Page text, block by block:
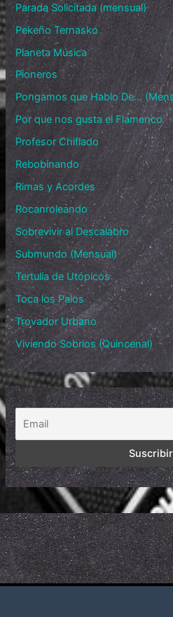
Parada Solicitada (mensual)
Pekeño Ternasko
Planeta Música
Pioneros
Pongamos que Hablo De…
Por que nos gusta el Flamenco
Profesor Chiflado
Rebobinando
Rimas y Acordes
Rocanroleando
Sobrevivir al Descalabro
Submundo (Mensual)
Tertulia de Utópicos
Toca los Palos
Trovador Urbano
Viviendo Sobrios (Quincenal)